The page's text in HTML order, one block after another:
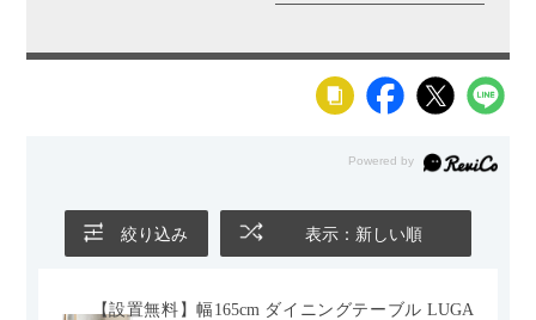
絞り込み 表示：新しい順
【設置無料】幅165cm ダイニングテーブル LUGA